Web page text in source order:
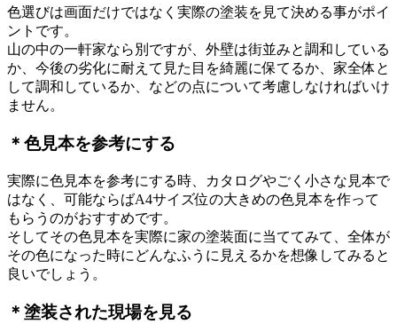
色選びは画面だけではなく実際の塗装を見て決める事がポイ
ントです。
山の中の一軒家なら別ですが、外壁は街並みと調和している
か、今後の劣化に耐えて見た目を綺麗に保てるか、家全体と
して調和しているか、などの点について考慮しなければいけ
ません。
＊色見本を参考にする
実際に色見本を参考にする時、カタログやごく小さな見本で
はなく、可能ならばA4サイズ位の大きめの色見本を作って
もらうのがおすすめです。
そしてその色見本を実際に家の塗装面に当ててみて、全体が
その色になった時にどんなふうに見えるかを想像してみると
良いでしょう。
＊塗装された現場を見る